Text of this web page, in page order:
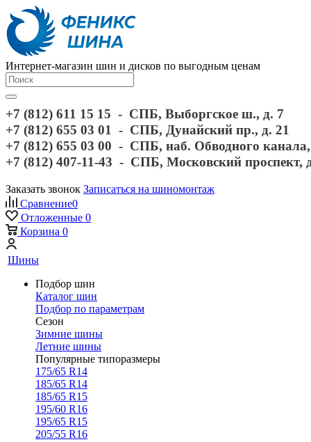
Интернет-магазин шин и дисков по выгодным ценам
+7 (812) 611 15 15 - СПБ, Выборгское ш., д. 7
+7 (812) 655 03 01 - СПБ, Дунайский пр., д. 21
+7 (812) 655 03 00 - СПБ, наб. Обводного
+7 (812) 407-11-43 - СПБ, Московский проспект,
Заказать звонок Записаться на шиномонтаж
Сравнение0
Отложенные 0
Корзина 0
Шины
Подбор шин
Каталог шин
Подбор по параметрам
Сезон
Зимние шины
Летние шины
Популярные типоразмеры
175/65 R14
185/65 R14
185/65 R15
195/60 R16
195/65 R15
205/55 R16